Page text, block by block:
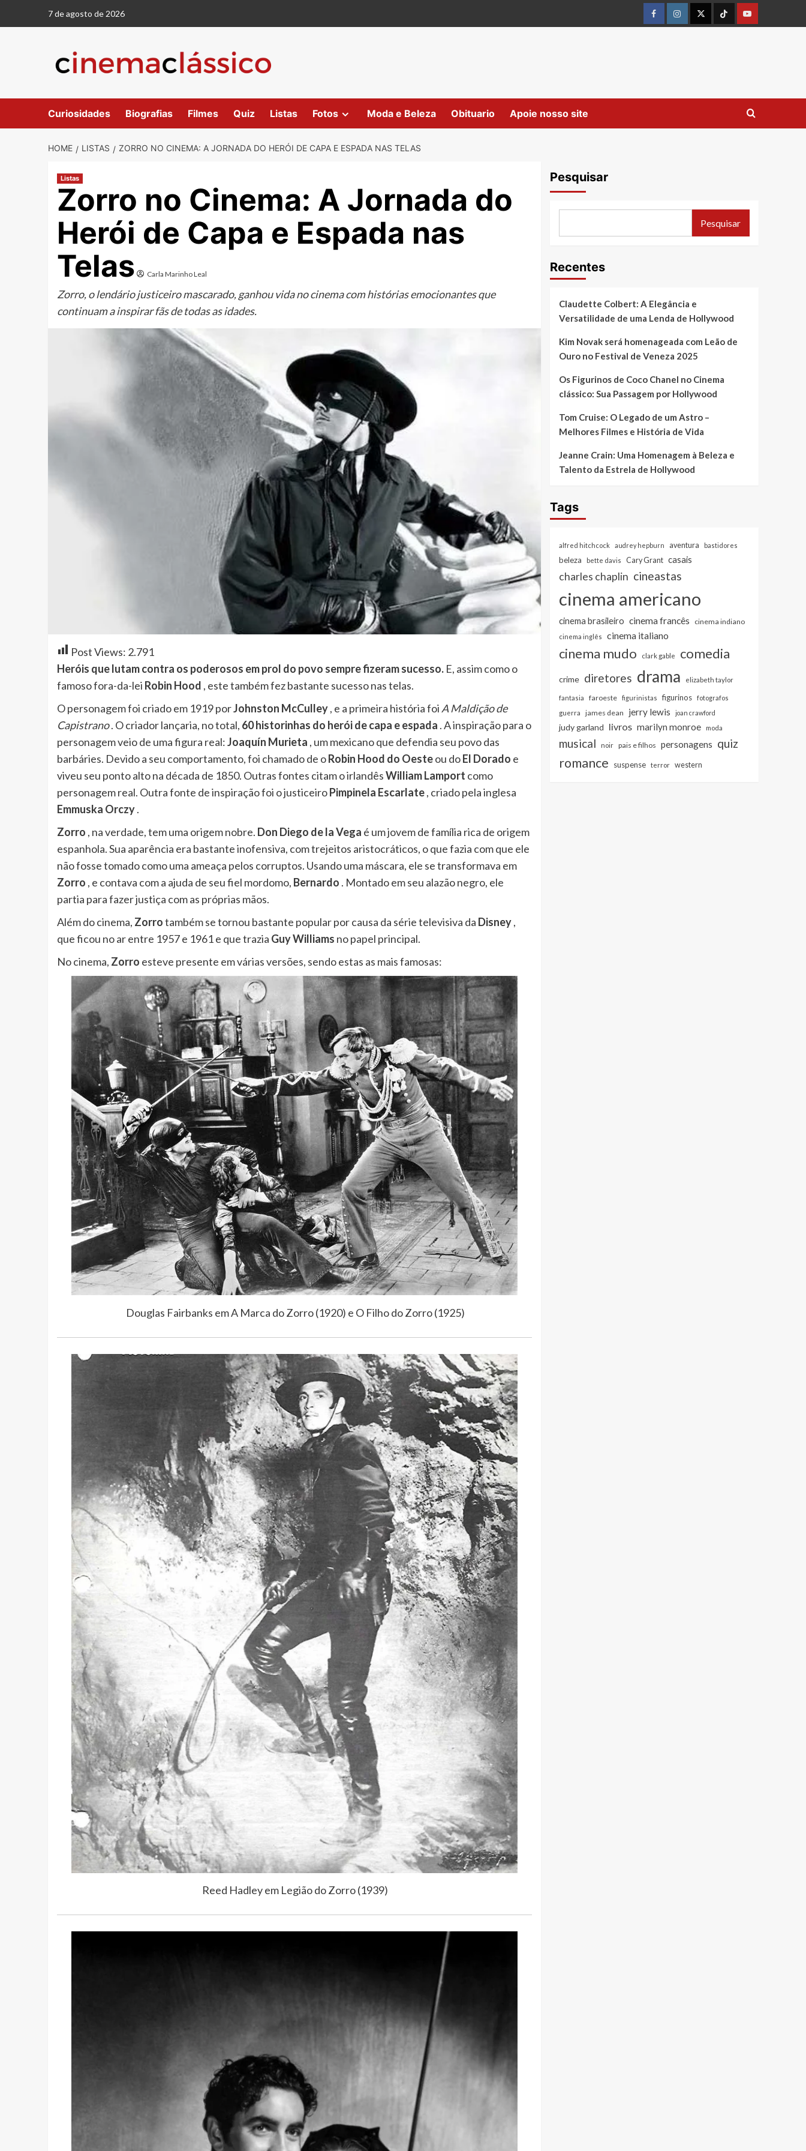
7 de agosto de 2026
FacebookinstagramtwitterTiktokyoutube
Curiosidades Biografias Filmes Quiz Listas Fotos Moda e Beleza Obituario Apoie nosso site
HOME LISTAS ZORRO NO CINEMA: A JORNADA DO HERÓI DE CAPA E ESPADA NAS TELAS
Listas
Zorro no Cinema: A Jornada do
Herói de Capa e Espada nas
Telas
Carla Marinho Leal
Zorro, o lendário justiceiro mascarado, ganhou vida no cinema com histórias emocionantes que
continuam a inspirar fãs de todas as idades.
Post Views: 2.791
Heróis que lutam contra os poderosos em prol do povo sempre fizeram sucesso. E, assim como o
famoso fora-da-lei Robin Hood , este também fez bastante sucesso nas telas.
O personagem foi criado em 1919 porJohnston McCulley, e a primeira história foi A Maldição de
Capistrano. O criador lançaria, no total, 60 historinhas do herói de capa e espada . A inspiração para o
personagem veio de uma figura real:Joaquín Murieta , um mexicano que defendia seu povo das
barbáries. Devido a seu comportamento, foi chamado de oRobin Hood do Oesteou doEl Dorado e
viveu seu ponto alto na década de 1850. Outras fontes citam o irlandêsWilliam Lamport como
personagem real. Outra fonte de inspiração foi o justiceiroPimpinela Escarlate, criado pela inglesa
Emmuska Orczy.
Zorro , na verdade, tem uma origem nobre. Don Diego de la Vega é um jovem de família rica de origem
espanhola. Sua aparência era bastante inofensiva, com trejeitos aristocráticos, o que fazia com que ele
não fosse tomado como uma ameaça pelos corruptos. Usando uma máscara, ele se transformava em
Zorro , e contava com a ajuda de seu fiel mordomo, Bernardo . Montado em seu alazão negro, ele
partia para fazer justiça com as próprias mãos.
Além do cinema, Zorrotambém se tornou bastante popular por causa da série televisiva da Disney,
que ficou no ar entre 1957 e 1961 e que trazia Guy Williams no papel principal.
No cinema, Zorro esteve presente em várias versões, sendo estas as mais famosas:
Douglas Fairbanks em A Marca do Zorro (1920) e O Filho do Zorro (1925)
Reed Hadley em Legião do Zorro (1939)
Pesquisar
Pesquisar
Recentes
Claudette Colbert: A Elegância e
Versatilidade de uma Lenda de Hollywood
Kim Novak será homenageada com Leão de
Ouro no Festival de Veneza 2025
Os Figurinos de Coco Chanel no Cinema
clássico: Sua Passagem por Hollywood
Tom Cruise: O Legado de um Astro –
Melhores Filmes e História de Vida
Jeanne Crain: Uma Homenagem à Beleza e
Talento da Estrela de Hollywood
Tags
alfred hitchcock audrey hepburn aventura bastidores
beleza bette davis Cary Grant casais
charles chaplin cineastas
cinema americano
cinema brasileiro cinema francês cinema indiano
cinema inglês cinema italiano
cinema mudo clark gable comedia
crime diretores drama elizabeth taylor
fantasia faroeste figurinistas figurinos
fotografos
guerra
james dean jerry lewis joan crawford
judy garland livros marilyn monroe moda
musical noir pais e filhos personagens quiz
romance suspense terror western